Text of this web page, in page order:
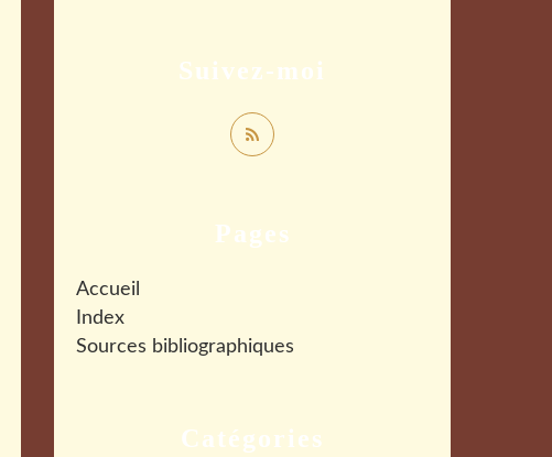
Catégories
Pages
Accueil
Index
Sources bibliographiques
Suivez-moi